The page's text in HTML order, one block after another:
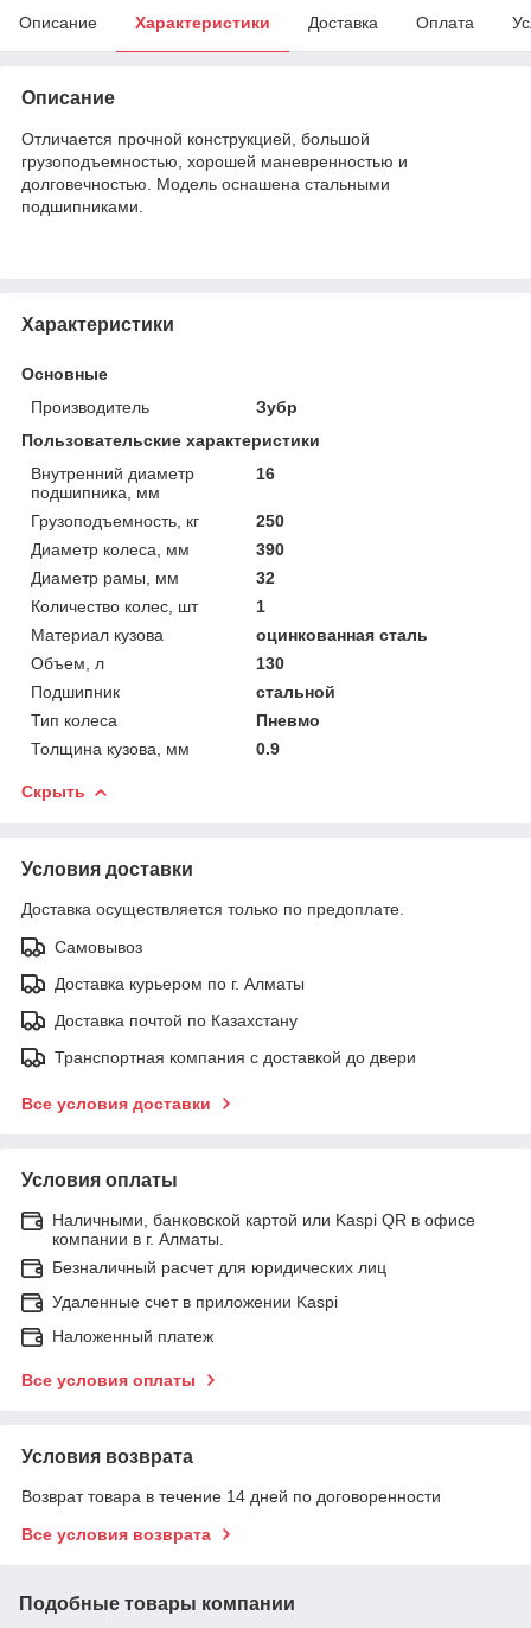
Описание Характеристики Доставка Оплата
Описание
Отличается прочной конструкцией, большой
грузоподъемностью, хорошей маневренностью и
долговечностью. Модель оснашена стальными
подшипниками.
Характеристики
Основные
Производитель
Зубр
Пользовательские характеристики
Внутренний диаметр
подшипника, мм
16
Грузоподъемность, кг
250
Диаметр колеса, мм
390
Диаметр рамы, мм
32
Количество колес, шт
1
Материал кузова
оцинкованная сталь
Объем, л
130
Подшипник
стальной
Тип колеса
Пневмо
Толщина кузова, мм
0.9
Скрыть
Условия доставки
Доставка осуществляется только по предоплате.
Самовывоз
Доставка курьером по г. Алматы
Доставка почтой по Казахстану
Транспортная компания с доставкой до двери
Все условия доставки
Условия оплаты
Наличными, банковской картой или Kaspi QR в офисе
компании в г. Алматы.
Безналичный расчет для юридических лиц
Удаленные счет в приложении Kaspi
Наложенный платеж
Все условия оплаты
Условия возврата
Возврат товара в течение 14 дней по договоренности
Все условия возврата
Подобные товары компании